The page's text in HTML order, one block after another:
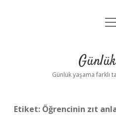
Yasal
Günlük yaşama farklı
Etiket: Öğrencinin zıt